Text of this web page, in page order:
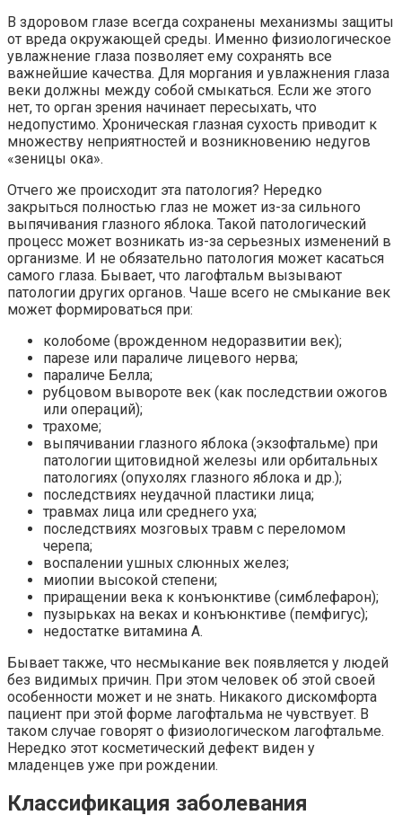
В здоровом глазе всегда сохранены механизмы защиты
от вреда окружающей среды. Именно физиологическое
увлажнение глаза позволяет ему сохранять все
важнейшие качества. Для моргания и увлажнения глаза
веки должны между собой смыкаться. Если же этого
нет, то орган зрения начинает пересыхать, что
недопустимо. Хроническая глазная сухость приводит к
множеству неприятностей и возникновению недугов
«зеницы ока».
Отчего же происходит эта патология? Нередко
закрыться полностью глаз не может из-за сильного
выпячивания глазного яблока. Такой патологический
процесс может возникать из-за серьезных изменений в
организме. И не обязательно патология может касаться
самого глаза. Бывает, что лагофтальм вызывают
патологии других органов. Чаше всего не смыкание век
может формироваться при:
колобоме (врожденном недоразвитии век);
парезе или параличе лицевого нерва;
параличе Белла;
рубцовом вывороте век (как последствии ожогов
или операций);
трахоме;
выпячивании глазного яблока (экзофтальме) при
патологии щитовидной железы или орбитальных
патологиях (опухолях глазного яблока и др.);
последствиях неудачной пластики лица;
травмах лица или среднего уха;
последствиях мозговых травм с переломом
черепа;
воспалении ушных слюнных желез;
миопии высокой степени;
приращении века к конъюнктиве (симблефарон);
пузырьках на веках и конъюнктиве (пемфигус);
недостатке витамина А.
Бывает также, что несмыкание век появляется у людей
без видимых причин. При этом человек об этой своей
особенности может и не знать. Никакого дискомфорта
пациент при этой форме лагофтальма не чувствует. В
таком случае говорят о физиологическом лагофтальме.
Нередко этот косметический дефект виден у
младенцев уже при рождении.
Классификация заболевания